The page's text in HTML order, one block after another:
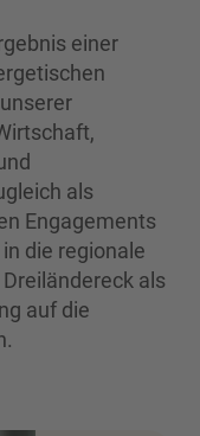
einer
als
Engagements
die regionale
als
auf die